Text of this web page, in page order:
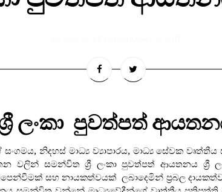
ලංකා  පුවත්පත්
නිදහස් මාධ්‍ය ව්‍යාපාරය, මාධ්‍ය සේවක
වලින් සමන්විත ශ්‍රී ලංකා පුවත්පත් ආයතනය ශ්‍රී
සහ නායකත්වයක් ලබාදෙමින් ප්‍රබල